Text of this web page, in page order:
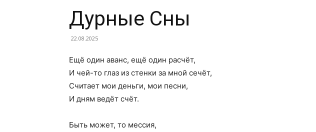
строительства
и
ремонта
Дурные Сны
22.08.2025
Ещё один аванс, ещё один расчёт,
И чей-то глаз из стенки за мной сечёт,
Считает мои деньги, мои песни,
И дням ведёт счёт.
Быть может, то мессия,